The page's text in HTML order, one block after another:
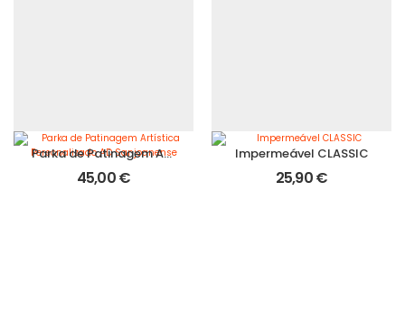
Parka de Patinagem Artística Personalizado AD Sanjoanense
45,00€
Impermeável CLASSIC
25,90€